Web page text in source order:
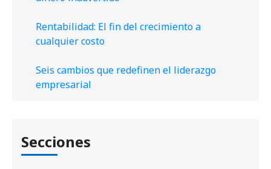
Rentabilidad: El fin del crecimiento a
cualquier costo
Seis cambios que redefinen el liderazgo
empresarial
Secciones